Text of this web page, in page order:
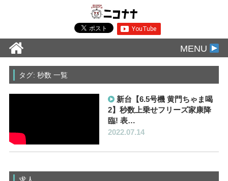
MENU
タグ: 秒数 一覧
新台【6.5号機 黄門ちゃま喝
2】秒数上乗せフリーズ家康降
臨! 表…
2022.07.14